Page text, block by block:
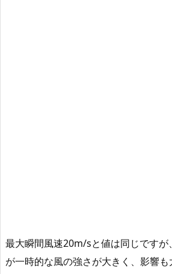
最大瞬間風速20m/sと値は同じですが
が一時的な風の強さが大きく、影響も